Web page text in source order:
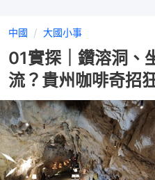
中國 大國小事
01實探｜鑽溶洞、
流？貴州咖啡奇招